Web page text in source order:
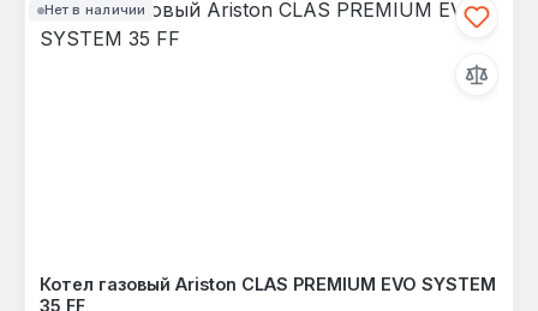
Нет в наличии
Котел газовый Ariston CLAS PREMIUM EVO SYSTEM
35 FF